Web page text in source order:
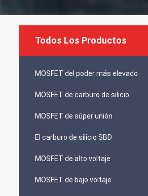
Todos Los Productos
MOSFET del poder más elevado
MOSFET de carburo de silicio
MOSFET de súper unión
El carburo de silicio SBD
MOSFET de alto voltaje
MOSFET de bajo voltaje